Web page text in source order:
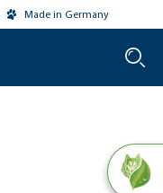
Made in Germany